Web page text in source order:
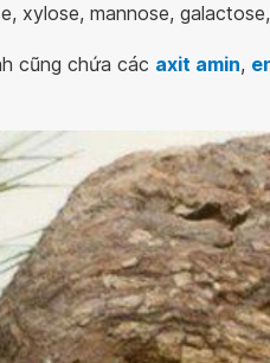
xylose, mannose,
cũng chứa các axit amin,